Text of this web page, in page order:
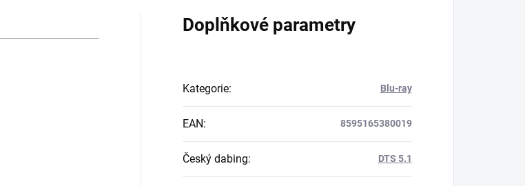
Doplňkové parametry
Kategorie: Blu-ray
EAN: 8595165380019
Český dabing: DTS 5.1